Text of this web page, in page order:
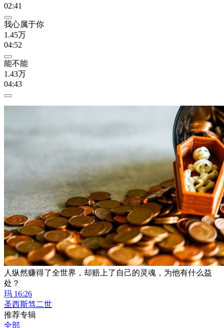
02:41
我心属于你
1.45万
04:52
能不能
1.43万
04:43
人纵然赚得了全世界，却赔上了自己的灵魂，为他有什么益
处？
玛 16:26
圣西斯笃二世
推荐专辑
全部